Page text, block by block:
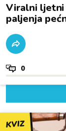
Viralni ljetni
paljenja
0
KVIZ